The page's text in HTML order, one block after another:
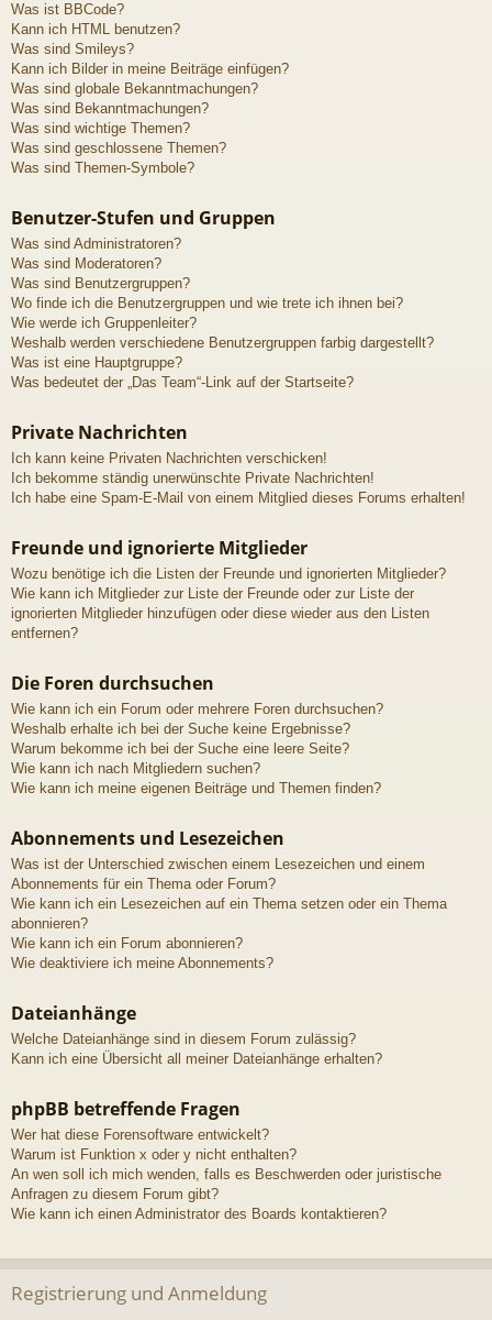
Was ist BBCode?
Kann ich HTML benutzen?
Was sind Smileys?
Kann ich Bilder in meine Beiträge einfügen?
Was sind globale Bekanntmachungen?
Was sind Bekanntmachungen?
Was sind wichtige Themen?
Was sind geschlossene Themen?
Was sind Themen-Symbole?
Benutzer-Stufen und Gruppen
Was sind Administratoren?
Was sind Moderatoren?
Was sind Benutzergruppen?
Wo finde ich die Benutzergruppen und wie trete ich ihnen bei?
Wie werde ich Gruppenleiter?
Weshalb werden verschiedene Benutzergruppen farbig dargestellt?
Was ist eine Hauptgruppe?
Was bedeutet der „Das Team“-Link auf der Startseite?
Private Nachrichten
Ich kann keine Privaten Nachrichten verschicken!
Ich bekomme ständig unerwünschte Private Nachrichten!
Ich habe eine Spam-E-Mail von einem Mitglied dieses Forums erhalten!
Freunde und ignorierte Mitglieder
Wozu benötige ich die Listen der Freunde und ignorierten Mitglieder?
Wie kann ich Mitglieder zur Liste der Freunde oder zur Liste der
ignorierten Mitglieder hinzufügen oder diese wieder aus den Listen
entfernen?
Die Foren durchsuchen
Wie kann ich ein Forum oder mehrere Foren durchsuchen?
Weshalb erhalte ich bei der Suche keine Ergebnisse?
Warum bekomme ich bei der Suche eine leere Seite?
Wie kann ich nach Mitgliedern suchen?
Wie kann ich meine eigenen Beiträge und Themen finden?
Abonnements und Lesezeichen
Was ist der Unterschied zwischen einem Lesezeichen und einem
Abonnements für ein Thema oder Forum?
Wie kann ich ein Lesezeichen auf ein Thema setzen oder ein Thema
abonnieren?
Wie kann ich ein Forum abonnieren?
Wie deaktiviere ich meine Abonnements?
Dateianhänge
Welche Dateianhänge sind in diesem Forum zulässig?
Kann ich eine Übersicht all meiner Dateianhänge erhalten?
phpBB betreffende Fragen
Wer hat diese Forensoftware entwickelt?
Warum ist Funktion x oder y nicht enthalten?
An wen soll ich mich wenden, falls es Beschwerden oder juristische
Anfragen zu diesem Forum gibt?
Wie kann ich einen Administrator des Boards kontaktieren?
Registrierung und Anmeldung